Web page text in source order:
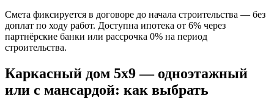
Смета фиксируется в договоре до начала строительства — без
доплат по ходу работ. Доступна ипотека от 6% через
партнёрские банки или рассрочка 0% на период
строительства.
Каркасный дом 5х9 — одноэтажный
или с мансардой: как выбрать